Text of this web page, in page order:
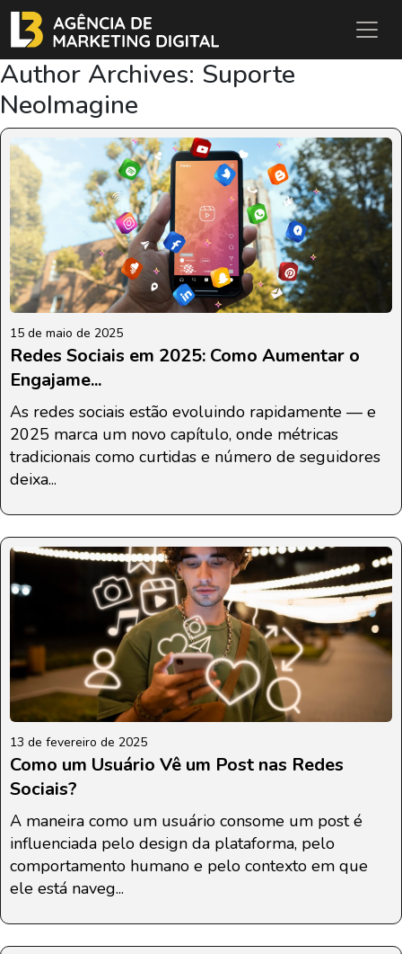
Author Archives: Suporte
NeoImagine
15 de maio de 2025
Redes Sociais em 2025: Como Aumentar o
Engajame...
As redes sociais estão evoluindo rapidamente — e
2025 marca um novo capítulo, onde métricas
tradicionais como curtidas e número de seguidores
deixa...
13 de fevereiro de 2025
Como um Usuário Vê um Post nas Redes
Sociais?
A maneira como um usuário consome um post é
influenciada pelo design da plataforma, pelo
comportamento humano e pelo contexto em que
ele está naveg...